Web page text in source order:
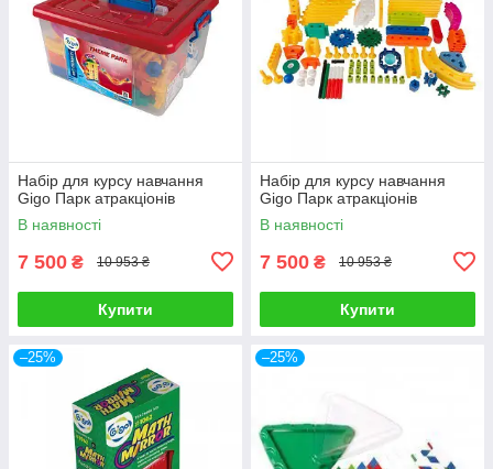
Набір для курсу навчання
Gigo Парк атракціонів
В наявності
7 500 ₴ 10 953 ₴
Купити
Набір для курсу навчання
Gigo Парк атракціонів
В наявності
7 500 ₴ 10 953 ₴
Купити
–25% –25%